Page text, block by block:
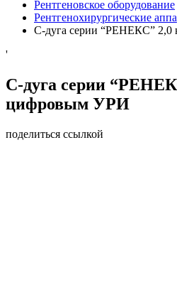
Рентгеновское оборудование
Рентгенохирургические
C-дуга серии “РЕНЕКС”
'
C-дуга серии
цифровым УРИ
поделиться ссылкой